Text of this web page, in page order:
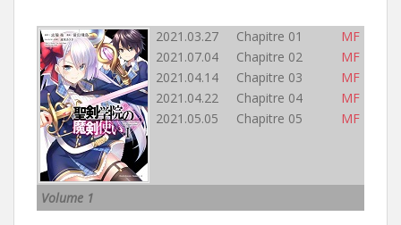
2021.03.27 Chapitre 01
MF
2021.07.04 Chapitre 02
MF
2021.04.14 Chapitre 03
MF
2021.04.22 Chapitre 04
MF
2021.05.05 Chapitre 05
MF
Volume 1